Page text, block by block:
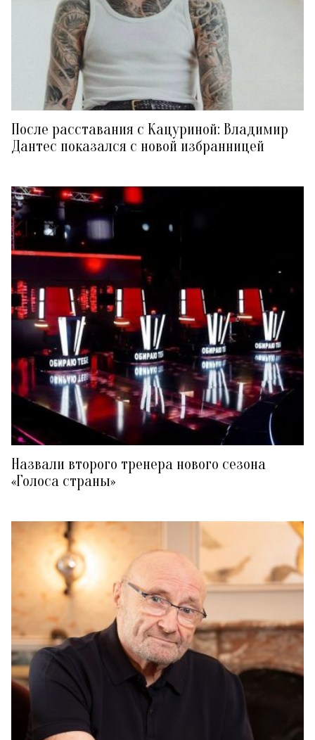
После расставания с Кацуриной: Владимир
Дантес показался с новой избранницей
Назвали второго тренера нового сезона
«Голоса страны»